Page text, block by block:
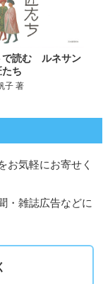
で読む ルネサン
ち
子 著
お気軽にお寄せく
・雑誌広告などに